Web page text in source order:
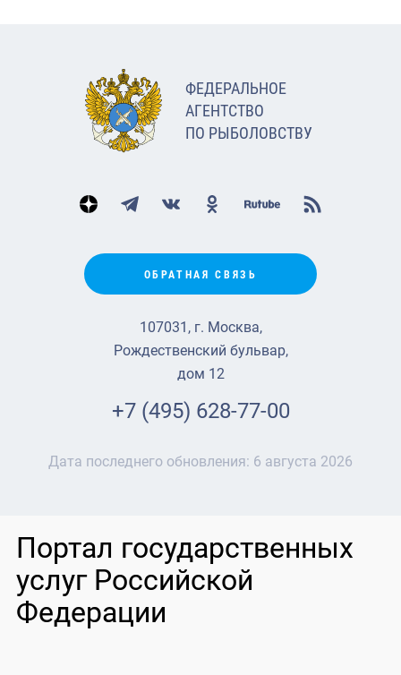
ФЕДЕРАЛЬНОЕ
АГЕНТСТВО
ПО РЫБОЛОВСТВУ
ОБРАТНАЯ СВЯЗЬ
107031, г. Москва,
Рождественский бульвар,
дом 12
+7 (495) 628-77-00
Дата последнего обновления: 6 августа 2026
Портал государственных
услуг Российской
Федерации